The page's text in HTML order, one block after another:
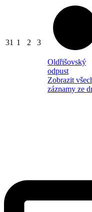
31 1 2 3
Oldřišovský
odpust
Zobrazit
záznamy ze